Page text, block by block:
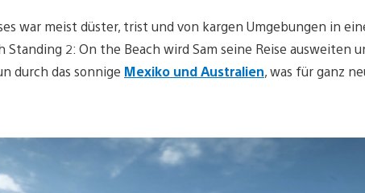
war meist düster, trist und von kargen Umgebungen in
2: On the Beach wird Sam seine Reise ausweiten
durch das sonnige Mexiko und Australien, was für ganz